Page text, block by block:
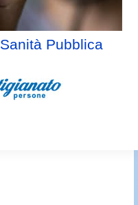
Sanità Pubblica